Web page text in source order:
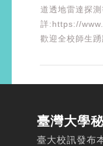
道透地雷達探
詳:https://
歡迎全校師生踴
臺灣大學
臺大校訊發布